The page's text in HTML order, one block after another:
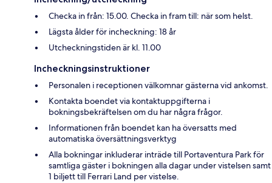
Checka in från: 15.00. Checka in fram till: när som helst.
Lägsta ålder för incheckning: 18 år
Utcheckningstiden är kl. 11.00
Incheckningsinstruktioner
Personalen i receptionen välkomnar gästerna vid ankomst.
Kontakta boendet via kontaktuppgifterna i
bokningsbekräftelsen om du har några frågor.
Informationen från boendet kan ha översatts med
automatiska översättningsverktyg
Alla bokningar inkluderar inträde till Portaventura Park för
samtliga gäster i bokningen alla dagar under vistelsen samt
1 biljett till Ferrari Land per vistelse.